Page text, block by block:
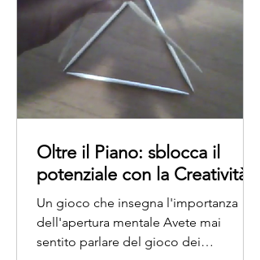
Oltre il Piano: sblocca il
potenziale con la Creatività
Un gioco che insegna l'importanza
dell'apertura mentale Avete mai
sentito parlare del gioco dei